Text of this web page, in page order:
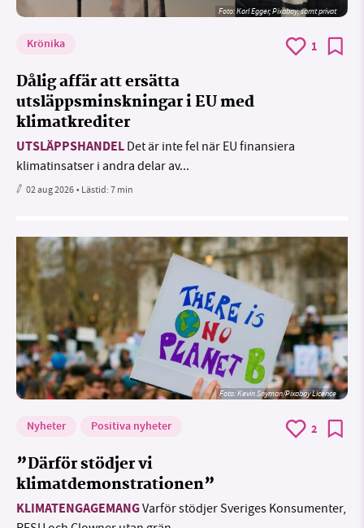
Foto:Karl Egger, Pixabay, samt privat
Krönika 1
Dålig affär att ersätta
utsläppsminskningar i EU med
klimatkrediter
UTSLÄPPSHANDEL Det är inte fel när EU finansiera
klimatinsatser i andra delar av...
02 aug 2026• Lästid:7 min
Foto:Kevin Snyman/Pixabay Licence
Nyheter Positiva nyheter 2
”Därför stödjer vi
klimatdemonstrationen”
KLIMATENGAGEMANGVarför stödjer Sveriges Konsumenter,